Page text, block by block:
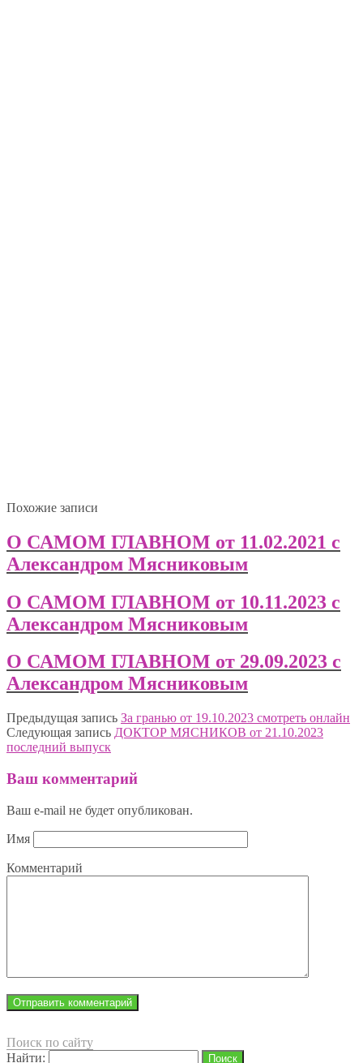
Похожие записи
О САМОМ ГЛАВНОМ от 11.02.2021 с
Александром Мясниковым
О САМОМ ГЛАВНОМ от 10.11.2023 с
Александром Мясниковым
О САМОМ ГЛАВНОМ от 29.09.2023 с
Александром Мясниковым
Предыдущая запись За гранью от 19.10.2023 смотреть онлайн
Следующая запись ДОКТОР МЯСНИКОВ от 21.10.2023
последний выпуск
Ваш комментарий
Ваш e-mail не будет опубликован.
Имя
Комментарий
Поиск по сайту
Найти: